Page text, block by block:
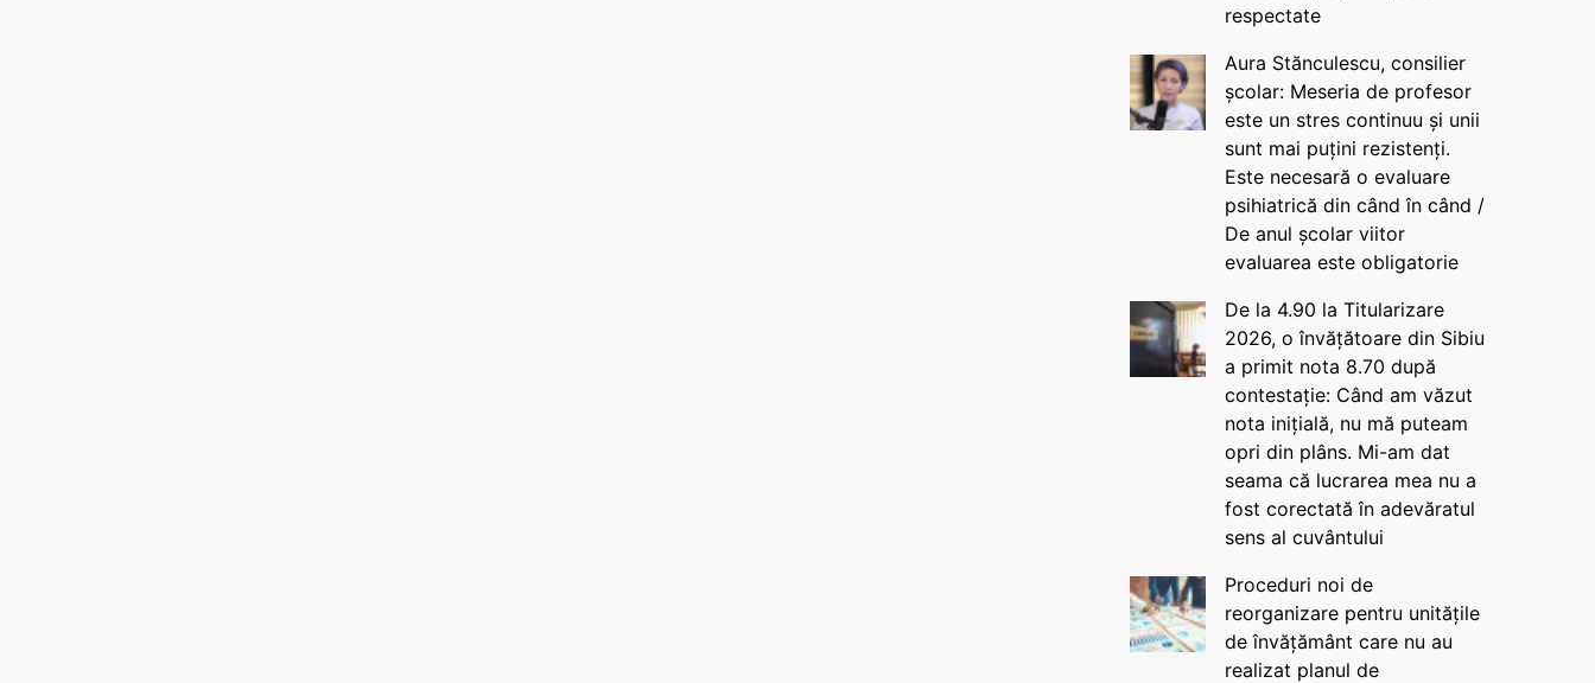
respectate
Aura Stănculescu, consilier
școlar: Meseria de profesor
este un stres continuu și unii
sunt mai puțini rezistenți.
Este necesară o evaluare
psihiatrică din când în când /
De anul școlar viitor
evaluarea este obligatorie
De la 4.90 la Titularizare
2026, o învățătoare din Sibiu
a primit nota 8.70 după
contestație: Când am văzut
nota inițială, nu mă puteam
opri din plâns. Mi-am dat
seama că lucrarea mea nu a
fost corectată în adevăratul
sens al cuvântului
Proceduri noi de
reorganizare pentru unitățile
de învățământ care nu au
realizat planul de